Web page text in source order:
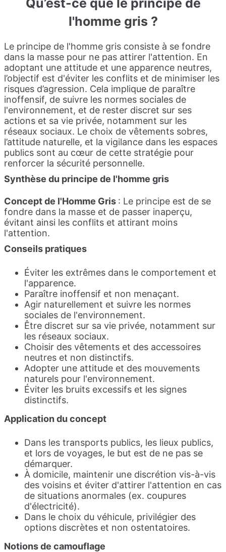
l'homme gris ?
Le principe de l'homme gris consiste à se fondre
dans la masse pour ne pas attirer l'attention. En
adoptant une attitude et une apparence neutres,
l’objectif est d'éviter les conflits et de minimiser les
risques d’agression. Cela implique de paraître
inoffensif, de suivre les normes sociales de
l'environnement, et de rester discret sur ses
actions et sa vie privée, notamment sur les
réseaux sociaux. Le choix de vêtements sobres,
l’attitude naturelle, et la vigilance dans les espaces
publics sont au cœur de cette stratégie pour
renforcer la sécurité personnelle.
Synthèse du principe de l'homme gris
Concept de l'Homme Gris : Le principe est de se
fondre dans la masse et de passer inaperçu,
évitant ainsi les conflits et attirant moins
l'attention.
Conseils pratiques
Éviter les extrêmes dans le comportement et
l'apparence.
Paraître inoffensif et non menaçant.
Agir naturellement et suivre les normes
sociales de l'environnement.
Être discret sur sa vie privée, notamment sur
les réseaux sociaux.
Choisir des vêtements et des accessoires
neutres et non distinctifs.
Adopter une attitude et des mouvements
naturels pour l'environnement.
Éviter les bruits excessifs et les signes
distinctifs.
Application du concept
Dans les transports publics, les lieux publics,
et lors de voyages, le but est de ne pas se
démarquer.
À domicile, maintenir une discrétion vis-à-vis
des voisins et éviter d'attirer l'attention en cas
de situations anormales (ex. coupures
d'électricité).
Dans le choix du véhicule, privilégier des
options discrètes et non ostentatoires.
Notions de camouflage